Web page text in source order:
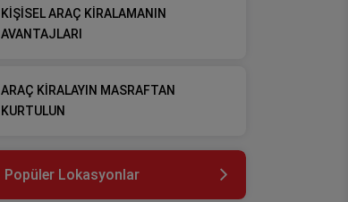
KİŞİSEL ARAÇ KİRALAMANIN
AVANTAJLARI
ARAÇ KİRALAYIN MASRAFTAN
KURTULUN
Popüler Lokasyonlar